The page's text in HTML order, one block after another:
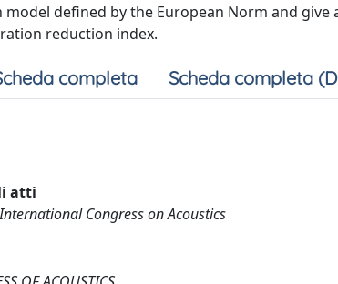
defined by the European Norm and
reduction index.
completa Scheda completa
atti
Congress on Acoustics